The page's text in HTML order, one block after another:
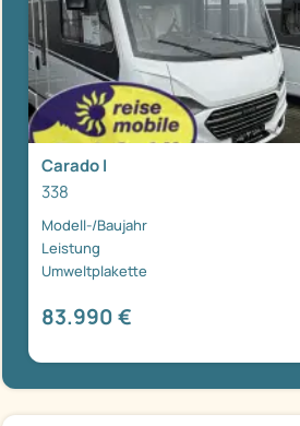
Carado I
338
Modell-/Baujahr
Leistung
Umweltplakette
83.990 €